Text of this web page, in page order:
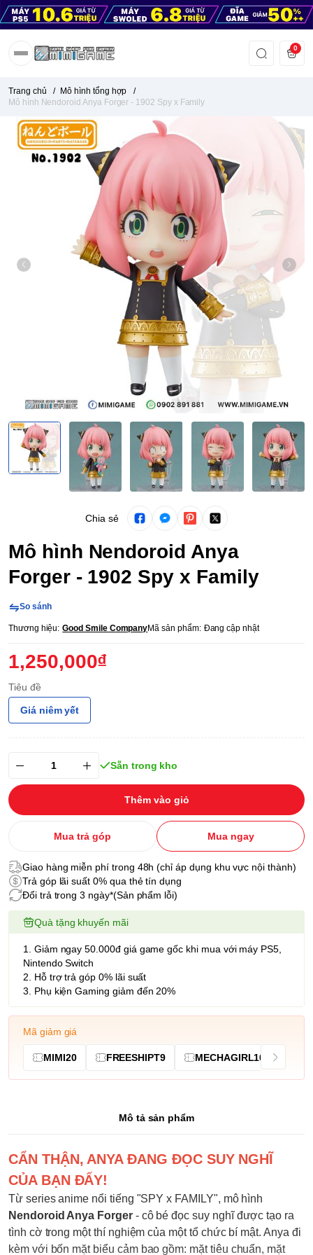
0
Trang chủ / Mô hình tổng hợp
/
Mô hình Nendoroid Anya Forger - 1902 Spy x Family
Chia sẻ
Mô hình Nendoroid Anya
Forger - 1902 Spy x Family
So sánh
Thương hiệu: Good Smile CompanyMã sản phẩm: Đang cập nhật
1,250,000₫
Tiêu đề
Giá niêm yết
Sẵn trong kho
Thêm vào giỏ
Mua trả góp Mua ngay
Giao hàng miễn phí trong 48h (chỉ áp dụng khu vực nội thành)
Trả góp lãi suất 0% qua thẻ tín dụng
Đổi trả trong 3 ngày*(Sản phẩm lỗi)
Quà tặng khuyến mãi
1. Giảm ngay 50.000đ giá game gốc khi mua với máy PS5,
Nintendo Switch
2. Hỗ trợ trả góp 0% lãi suất
3. Phụ kiện Gaming giảm đến 20%
Mã giảm giá
MIMI20 FREESHIPT9 MECHAGIRL10
Mô tả sản phẩm
CẨN THẬN, ANYA ĐANG ĐỌC SUY NGHĨ
CỦA BẠN ĐẤY!
Từ series anime nổi tiếng "SPY x FAMILY", mô hình
Nendoroid Anya Forger- cô bé đọc suy nghĩ được tạo ra
tình cờ trong một thí nghiệm của một tổ chức bí mật. Anya đi
kèm với bốn mặt biểu cảm bao gồm: mặt tiêu chuẩn, mặt